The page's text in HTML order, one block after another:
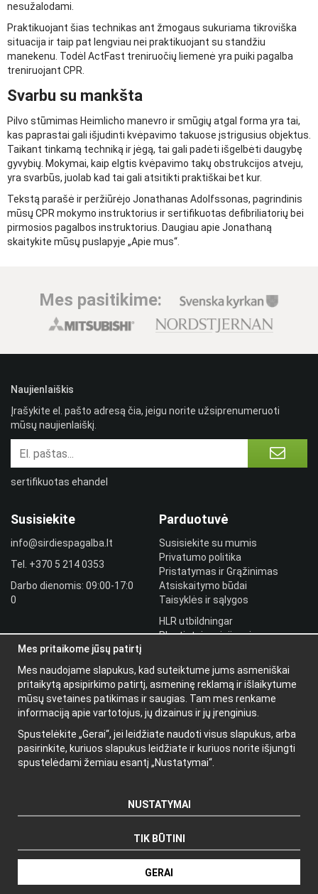
nesužalodami.
Praktikuojant šias technikas ant žmogaus sukuriama tikroviška
situacija ir taip pat lengviau nei praktikuojant su standžiu
manekenu. Todėl ActFast treniruočių liemenė yra puiki pagalba
treniruojant CPR.
Svarbu su mankšta
Pilvo stūmimas Heimlicho manevro ir smūgių atgal forma yra tai,
kas paprastai gali išjudinti kvėpavimo takuose įstrigusius objektus.
Taikant tinkamą techniką ir jėgą, tai gali padėti išgelbėti daugybę
gyvybių. Mokymai, kaip elgtis kvėpavimo takų obstrukcijos atveju,
yra svarbūs, juolab kad tai gali atsitikti praktiškai bet kur.
Tekstą parašė ir peržiūrėjo Jonathanas Adolfssonas, pagrindinis
mūsų CPR mokymo instruktorius ir sertifikuotas defibriliatorių bei
pirmosios pagalbos instruktorius. Daugiau apie Jonathaną
skaitykite mūsų puslapyje „Apie mus“.
Mes pasitikime:
Susisiekite
info@sirdiespagalba.lt
Tel. +370 5 214 0353
Darbo dienomis: 09:00-17:0
0
Parduotuvė
Susisiekite su mumis
Privatumo politika
Pristatymas ir Grąžinimas
Atsiskaitymo būdai
Taisyklės ir sąlygos
HLR utbildningar
Plantintojo prisijungimas
Papildoma
informacija
Naujienlaiškis
Apie slapukus
Naujienlaiškis
Įrašykite el. pašto adresą čia, jeigu norite užsiprenumeruoti
mūsų naujienlaiškį.
sertifikuotas ehandel
Mes pritaikome jūsų patirtį
Mes naudojame slapukus, kad suteiktume jums asmeniškai
pritaikytą apsipirkimo patirtį, asmeninę reklamą ir išlaikytume
mūsų svetaines patikimas ir saugias. Tam mes renkame
informaciją apie vartotojus, jų dizainus ir jų įrenginius.
Spustelėkite „Gerai“, jei leidžiate naudoti visus slapukus, arba
pasirinkite, kuriuos slapukus leidžiate ir kuriuos norite išjungti
spustelėdami žemiau esantį „Nustatymai“.
NUSTATYMAI
TIK BŪTINI
GERAI